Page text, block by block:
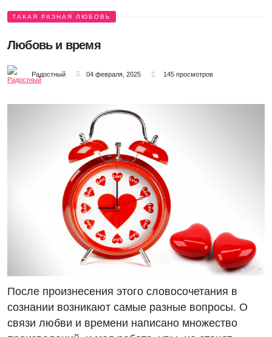
ТАКАЯ РАЗНАЯ ЛЮБОВЬ
Любовь и время
Радостный 04 февраля, 2025 145 просмотров
После произнесения этого словосочетания в
сознании возникают самые разные вопросы. О
связи любви и времени написано множество